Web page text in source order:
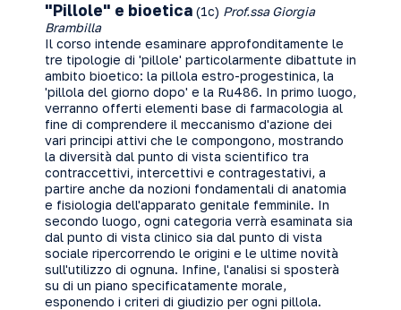
"Pillole" e bioetica (1c) Prof.ssa Giorgia
Brambilla
Il corso intende esaminare approfonditamente le
tre tipologie di 'pillole' particolarmente dibattute in
ambito bioetico: la pillola estro-progestinica, la
'pillola del giorno dopo' e la Ru486. In primo luogo,
verranno offerti elementi base di farmacologia al
fine di comprendere il meccanismo d'azione dei
vari principi attivi che le compongono, mostrando
la diversità dal punto di vista scientifico tra
contraccettivi, intercettivi e contragestativi, a
partire anche da nozioni fondamentali di anatomia
e fisiologia dell'apparato genitale femminile. In
secondo luogo, ogni categoria verrà esaminata sia
dal punto di vista clinico sia dal punto di vista
sociale ripercorrendo le origini e le ultime novità
sull'utilizzo di ognuna. Infine, l'analisi si sposterà
su di un piano specificatamente morale,
esponendo i criteri di giudizio per ogni pillola.